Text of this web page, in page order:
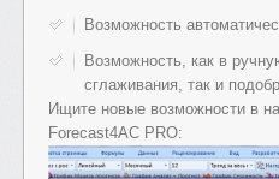
Возможность
Возможность, как в
сглаживания, так и
Ищите новые возможности в
Forecast4AC PRO: